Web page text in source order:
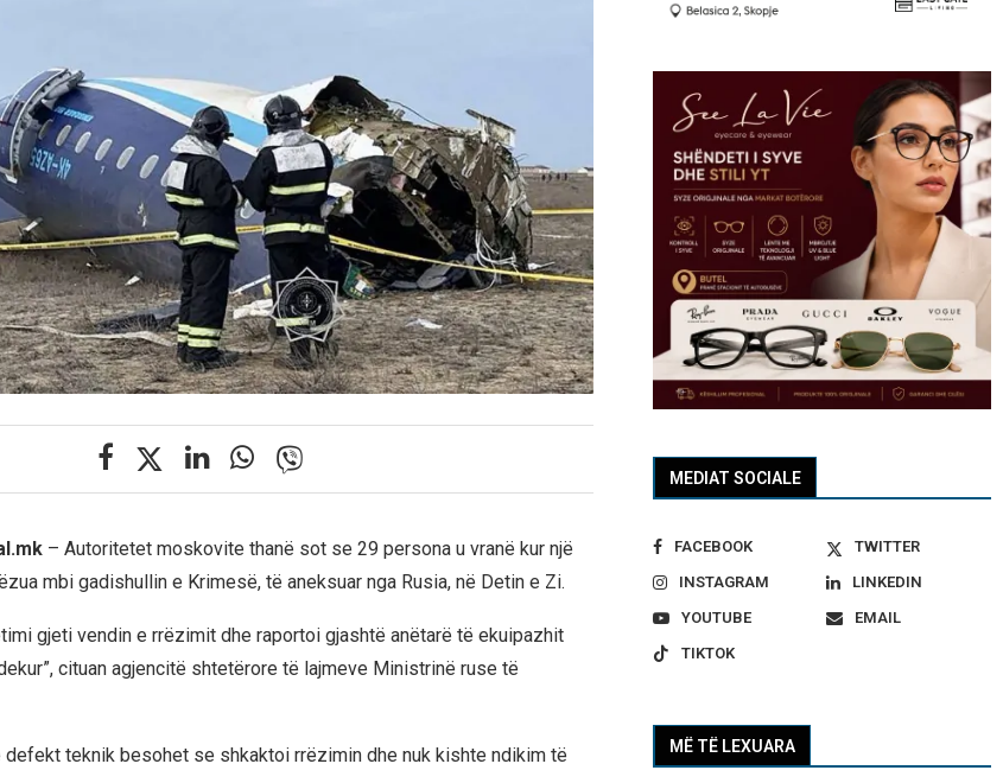
– Autoritetet moskovite thanë sot se 29 persona u vranë kur një
mbi gadishullin e Krimesë, të aneksuar nga Rusia, në Detin e Zi.
gjeti vendin e rrëzimit dhe raportoi gjashtë anëtarë të ekuipazhit
cituan agjencitë shtetërore të lajmeve Ministrinë ruse të
defekt teknik besohet se shkaktoi rrëzimin dhe nuk kishte ndikim të
MEDIAT SOCIALE
FACEBOOK
TWITTER
INSTAGRAM
LINKEDIN
YOUTUBE
EMAIL
TIKTOK
MË TË LEXUARA